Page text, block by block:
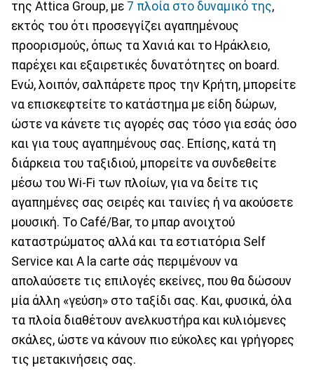
της Attica Group, με 7 πλοία στο δυναμικό της,
εκτός του ότι προσεγγίζει αγαπημένους
προορισμούς, όπως τα Χανιά και το Ηράκλειο,
παρέχει και εξαιρετικές δυνατότητες on board.
Ενώ, λοιπόν, σαλπάρετε προς την Κρήτη, μπορείτε
να επισκεφτείτε το κατάστημα με είδη δώρων,
ώστε να κάνετε τις αγορές σας τόσο για εσάς όσο
και για τους αγαπημένους σας. Επίσης, κατά τη
διάρκεια του ταξιδιού, μπορείτε να συνδεθείτε
μέσω του Wi-Fi των πλοίων, για να δείτε τις
αγαπημένες σας σειρές και ταινίες ή να ακούσετε
μουσική. Το Café/Bar, το μπαρ ανοιχτού
καταστρώματος αλλά και τα εστιατόρια Self
Service και A la carte σάς περιμένουν να
απολαύσετε τις επιλογές εκείνες, που θα δώσουν
μία άλλη «γεύση» στο ταξίδι σας. Και, φυσικά, όλα
τα πλοία διαθέτουν ανελκυστήρα και κυλιόμενες
σκάλες, ώστε να κάνουν πιο εύκολες και γρήγορες
τις μετακινήσεις σας.